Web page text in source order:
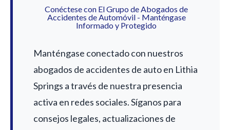
Conéctese con El Grupo de Abogados de
Accidentes de Automóvil - Manténgase
Informado y Protegido
Manténgase conectado con nuestros
abogados de accidentes de auto en Lithia
Springs a través de nuestra presencia
activa en redes sociales. Síganos para
consejos legales, actualizaciones de